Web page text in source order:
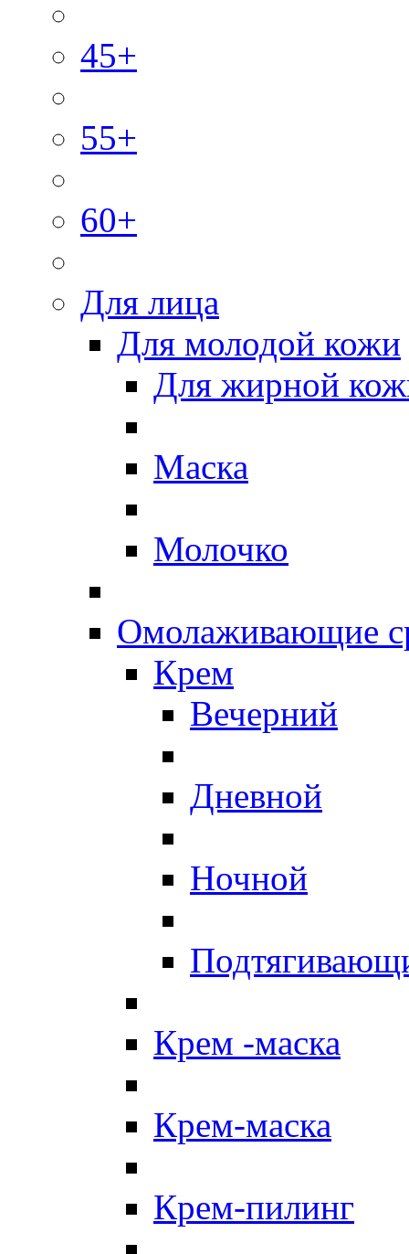
45+
55+
60+
Для лица
Для молодой кожи
Для жирной
Маска
Молочко
Омолаживающие
Крем
Вечерний
Дневной
Ночной
Крем -маска
Крем-маска
Крем-пилинг